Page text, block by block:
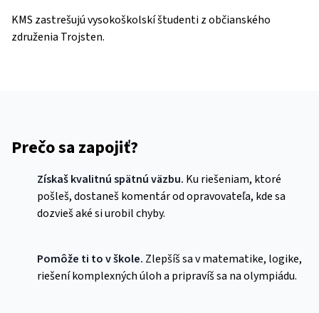
KMS zastrešujú vysokoškolskí študenti z občianského
združenia Trojsten.
Prečo sa zapojiť?
Získaš kvalitnú spätnú väzbu. Ku riešeniam, ktoré
pošleš, dostaneš komentár od opravovateľa, kde sa
dozvieš aké si urobil chyby.
Pomôže ti to v škole. Zlepšíš sa v matematike, logike,
riešení komplexných úloh a pripravíš sa na olympiádu.